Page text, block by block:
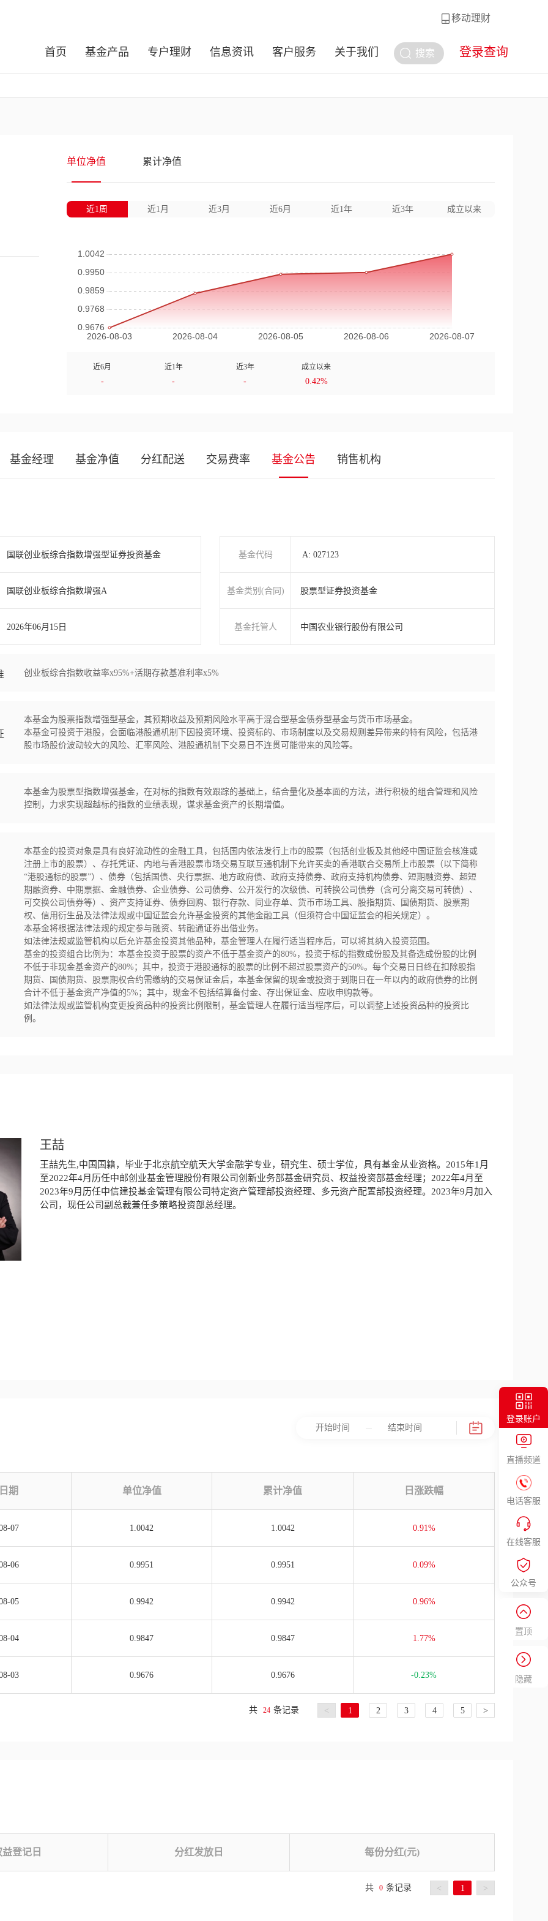
登录账户
直播频道
电话客服
在线客服
公众号
置顶
隐藏
移动理财
搜索 登录查询
首页 基金产品 专户理财 信息资讯 客户服务 关于我们
单位净值 累计净值
近1周 近1月 近3月 近6月 近1年 近3年 成立以来
近6月
-
近1年
-
近3年
-
成立以来
0.42%
基金经理 基金净值 分红配送 交易费率 基金公告 销售机构
国联创业板综合指数增强型证券投资基金
国联创业板综合指数增强A
2026年06月15日
基金代码 A: 027123
基金类别(合同) 股票型证券投资基金
基金托管人 中国农业银行股份有限公司
创业板综合指数收益率x95%+活期存款基准利率x5%
本基金为股票指数增强型基金，其预期收益及预期风险水平高于混合型基金债券型基金与货币市场基金。
本基金可投资于港股，会面临港股通机制下因投资环境、投资标的、市场制度以及交易规则差异带来的特有风险，包括港
股市场股价波动较大的风险、汇率风险、港股通机制下交易日不连贯可能带来的风险等。
本基金为股票型指数增强基金，在对标的指数有效跟踪的基础上，结合量化及基本面的方法，进行积极的组合管理和风险
控制，力求实现超越标的指数的业绩表现，谋求基金资产的长期增值。
本基金的投资对象是具有良好流动性的金融工具，包括国内依法发行上市的股票（包括创业板及其他经中国证监会核准或
注册上市的股票）、存托凭证、内地与香港股票市场交易互联互通机制下允许买卖的香港联合交易所上市股票（以下简称
“港股通标的股票”）、债券（包括国债、央行票据、地方政府债、政府支持债券、政府支持机构债券、短期融资券、超短
期融资券、中期票据、金融债券、企业债券、公司债券、公开发行的次级债、可转换公司债券（含可分离交易可转债）、
可交换公司债券等）、资产支持证券、债券回购、银行存款、同业存单、货币市场工具、股指期货、国债期货、股票期
权、信用衍生品及法律法规或中国证监会允许基金投资的其他金融工具（但须符合中国证监会的相关规定）。
本基金将根据法律法规的规定参与融资、转融通证券出借业务。
如法律法规或监管机构以后允许基金投资其他品种，基金管理人在履行适当程序后，可以将其纳入投资范围。
基金的投资组合比例为：本基金投资于股票的资产不低于基金资产的80%，投资于标的指数成份股及其备选成份股的比例
不低于非现金基金资产的80%；其中，投资于港股通标的股票的比例不超过股票资产的50%。每个交易日日终在扣除股指
期货、国债期货、股票期权合约需缴纳的交易保证金后，本基金保留的现金或投资于到期日在一年以内的政府债券的比例
合计不低于基金资产净值的5%；其中，现金不包括结算备付金、存出保证金、应收申购款等。
如法律法规或监管机构变更投资品种的投资比例限制，基金管理人在履行适当程序后，可以调整上述投资品种的投资比
例。
王喆
王喆先生,中国国籍，毕业于北京航空航天大学金融学专业，研究生、硕士学位，具有基金从业资格。2015年1月
至2022年4月历任中邮创业基金管理股份有限公司创新业务部基金研究员、权益投资部基金经理；2022年4月至
2023年9月历任中信建投基金管理有限公司特定资产管理部投资经理、多元资产配置部投资经理。2023年9月加入
公司，现任公司副总裁兼任多策略投资部总经理。
期 单位净值 累计净值 日涨跌幅
07 1.0042 1.0042 0.91%
06 0.9951 0.9951 0.09%
05 0.9942 0.9942 0.96%
04 0.9847 0.9847 1.77%
03 0.9676 0.9676 -0.23%
共 24 条记录 < 1 2 3 4 5 >
益登记日 分红发放日 每份分红(元)
共 0 条记录 < 1 >